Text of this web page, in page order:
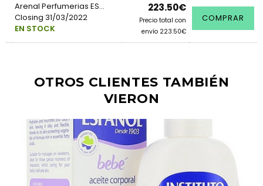
Arenal Perfumerias ES...
Closing 31/03/2022
EN STOCK
223.50€
Precio total con
envío 223.50€
COMPRAR
OTROS CLIENTES TAMBIÉN
VIERON